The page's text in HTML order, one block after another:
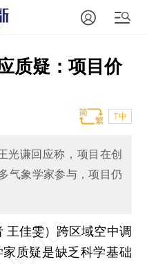
质疑：项目价
T中
光谦回应称，项目在创
气象学家参与，项目仍
王佳雯） 跨区域空中调
家质疑是缺乏科学基础